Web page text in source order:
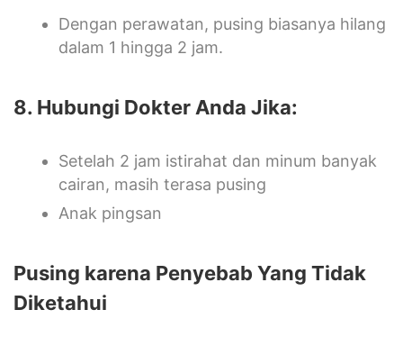
Dengan perawatan, pusing biasanya hilang
dalam 1 hingga 2 jam.
8. Hubungi Dokter Anda Jika:
Setelah 2 jam istirahat dan minum banyak
cairan, masih terasa pusing
Anak pingsan
Pusing karena Penyebab Yang Tidak
Diketahui